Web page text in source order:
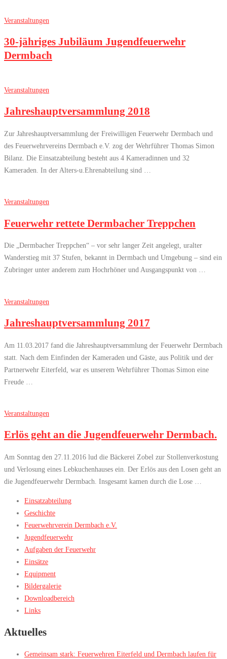
Veranstaltungen
30-jähriges Jubiläum Jugendfeuerwehr
Dermbach
Veranstaltungen
Jahreshauptversammlung 2018
Zur Jahreshauptversammlung der Freiwilligen Feuerwehr Dermbach und
des Feuerwehrvereins Dermbach e.V. zog der Wehrführer Thomas Simon
Bilanz. Die Einsatzabteilung besteht aus 4 Kameradinnen und 32
Kameraden. In der Alters-u.Ehrenabteilung sind …
Veranstaltungen
Feuerwehr rettete Dermbacher Treppchen
Die „Dermbacher Treppchen“ – vor sehr langer Zeit angelegt, uralter
Wanderstieg mit 37 Stufen, bekannt in Dermbach und Umgebung – sind ein
Zubringer unter anderem zum Hochrhöner und Ausgangspunkt von …
Veranstaltungen
Jahreshauptversammlung 2017
Am 11.03.2017 fand die Jahreshauptversammlung der Feuerwehr Dermbach
statt. Nach dem Einfinden der Kameraden und Gäste, aus Politik und der
Partnerwehr Eiterfeld, war es unserem Wehrführer Thomas Simon eine
Freude …
Veranstaltungen
Erlös geht an die Jugendfeuerwehr Dermbach.
Am Sonntag den 27.11.2016 lud die Bäckerei Zobel zur Stollenverkostung
und Verlosung eines Lebkuchenhauses ein. Der Erlös aus den Losen geht an
die Jugendfeuerwehr Dermbach. Insgesamt kamen durch die Lose …
Einsatzabteilung
Geschichte
Feuerwehrverein Dermbach e.V.
Jugendfeuerwehr
Aufgaben der Feuerwehr
Einsätze
Equipment
Bildergalerie
Downloadbereich
Links
Aktuelles
Gemeinsam stark: Feuerwehren Eiterfeld und Dermbach laufen für